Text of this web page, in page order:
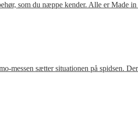
som du næppe kender. Alle er Made
messen sætter situationen på spidsen.